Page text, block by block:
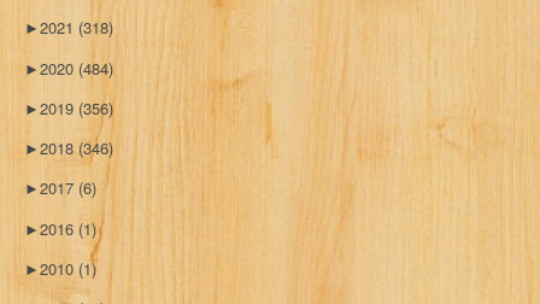
►2021 (318)
►2020 (484)
►2019 (356)
►2018 (346)
►2017 (6)
►2016 (1)
►2010 (1)